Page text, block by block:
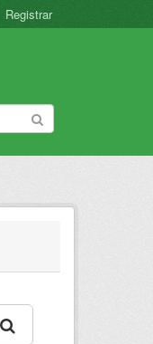
Registrar